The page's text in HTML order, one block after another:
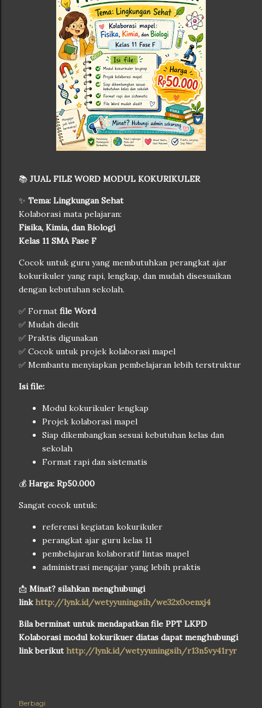
📚 JUAL FILE WORD MODUL KOKURIKULER
✨ Tema: Lingkungan Sehat
Kolaborasi mata pelajaran:
Fisika, Kimia, dan Biologi
Kelas 11 SMA Fase F
Cocok untuk guru yang membutuhkan perangkat ajar
kokurikuler yang rapi, lengkap, dan mudah disesuaikan
dengan kebutuhan sekolah.
✅ Format file Word
✅ Mudah diedit
✅ Praktis digunakan
✅ Cocok untuk projek kolaborasi mapel
✅ Membantu menyiapkan pembelajaran lebih terstruktur
Isi file:
Modul kokurikuler lengkap
Projek kolaborasi mapel
Siap dikembangkan sesuai kebutuhan kelas dan
sekolah
Format rapi dan sistematis
💰 Harga: Rp50.000
Sangat cocok untuk:
referensi kegiatan kokurikuler
perangkat ajar guru kelas 11
pembelajaran kolaboratif lintas mapel
administrasi mengajar yang lebih praktis
📩 Minat? silahkan menghubungi
link http://lynk.id/wetyyuningsih/we32x0oenxj4
Bila berminat untuk mendapatkan file PPT LKPD
Kolaborasi modul kokurikuer diatas dapat menghubungi
link berikut http://lynk.id/wetyyuningsih/r13n5vy41ryr
Berbagi